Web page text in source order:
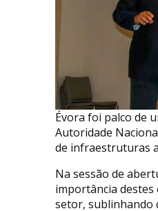
Évora foi palco de
Autoridade
de infraestruturas
Na sessão de
importância
setor, sublinhando